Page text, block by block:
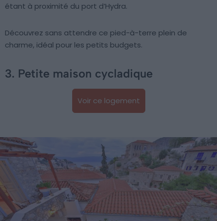
étant à proximité du port d’Hydra.
Découvrez sans attendre ce pied-à-terre plein de
charme, idéal pour les petits budgets.
3. Petite maison cycladique
Voir ce logement